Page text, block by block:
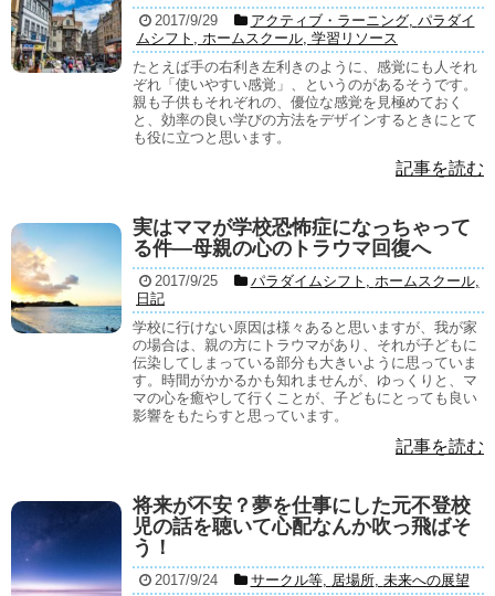
2017/9/29 アクティブ・ラーニング, パラダイ
ムシフト , ホームスクール, 学習リソース
たとえば手の右利き左利きのように、感覚にも人それ
ぞれ「使いやすい感覚」、というのがあるそうです。
親も子供もそれぞれの、優位な感覚を見極めておく
と、効率の良い学びの方法をデザインするときにとて
も役に立つと思います。
記事を読む
実はママが学校恐怖症になっちゃって
る件―母親の心のトラウマ回復へ
2017/9/25 パラダイムシフト , ホームスクール,
日記
学校に行けない原因は様々あると思いますが、我が家
の場合は、親の方にトラウマがあり、それが子どもに
伝染してしまっている部分も大きいように思っていま
す。時間がかかるかも知れませんが、ゆっくりと、マ
マの心を癒やして行くことが、子どもにとっても良い
影響をもたらすと思っています。
記事を読む
将来が不安？夢を仕事にした元不登校
児の話を聴いて心配なんか吹っ飛ばそ
う！
2017/9/24 サークル等, 居場所, 未来への展望